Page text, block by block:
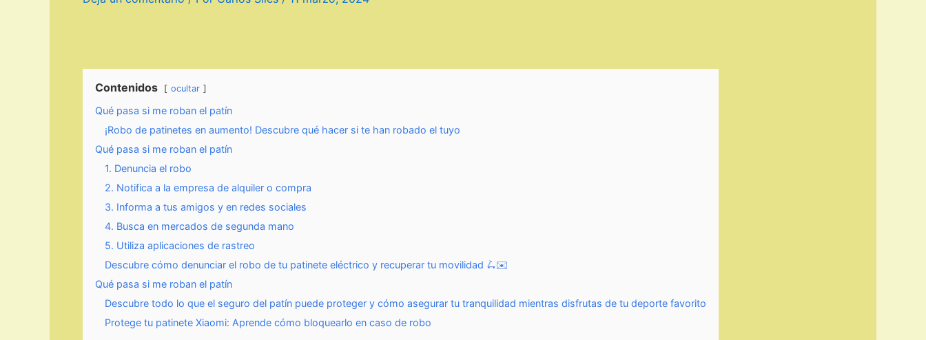
Contenidos ocultar
Qué pasa si me roban el patín
¡Robo de patinetes en aumento! Descubre qué hacer si te han robado el tuyo
Qué pasa si me roban el patín
1. Denuncia el robo
2. Notifica a la empresa de alquiler o compra
3. Informa a tus amigos y en redes sociales
4. Busca en mercados de segunda mano
5. Utiliza aplicaciones de rastreo
Descubre cómo denunciar el robo de tu patinete eléctrico y recuperar tu movilidad 🛴✉️
Qué pasa si me roban el patín
Descubre todo lo que el seguro del patín puede proteger y cómo asegurar tu tranquilidad mientras disfrutas de tu deporte favorito
Protege tu patinete Xiaomi: Aprende cómo bloquearlo en caso de robo